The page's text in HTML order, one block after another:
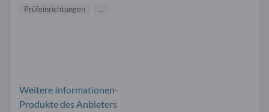
Prüfeinrichtungen
...
Weitere Informationen-
Produkte des Anbieters